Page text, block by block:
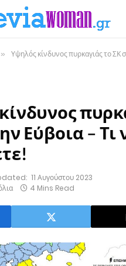
» Υψηλός κίνδυνος πυρκαγιάς το ΣΚ στην Εύβοια –
Εύβοια – Τι
11 Αυγούστου 2023
4 Mins Read